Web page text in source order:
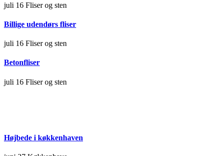
juli 16 Fliser og sten
Billige udendørs fliser
juli 16 Fliser og sten
Betonfliser
juli 16 Fliser og sten
Højbede i køkkenhaven